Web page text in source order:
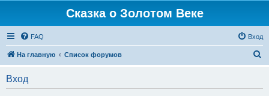
Сказка о Золотом Веке
FAQ Вход
На главную Список форумов
Вход